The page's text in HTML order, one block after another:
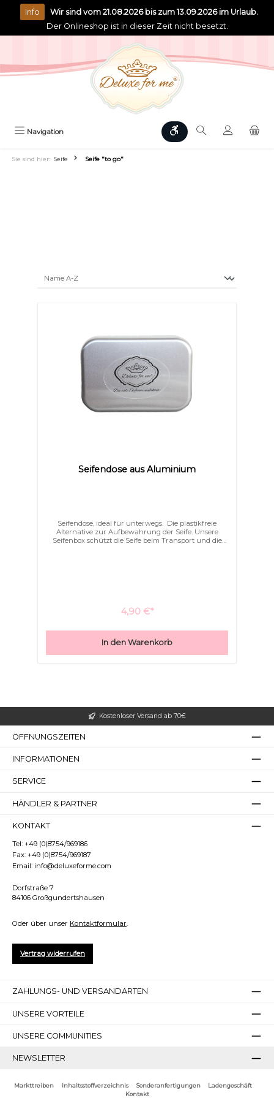
springen
Info
Wir sind vom 21.08.2026 bis zum 13.09.2026 im Urlaub.
Der Onlineshop ist in dieser Zeit nicht besetzt.
Navigation Werkzeugleiste anzeigen
Sie sind hier: Seife Seife "to go"
Seifendose aus Aluminium
Seifendose, ideal für unterwegs. Die plastikfreie
Alternative zur Aufbewahrung der Seife. Unsere
Seifenbox schützt die Seife beim Transport und die
4,90 €*
In den Warenkorb
Kostenloser Versand ab 70€
ÖFFNUNGSZEITEN
INFORMATIONEN
SERVICE
HÄNDLER & PARTNER
KONTAKT
Tel: +49 (0)8754/969186
Fax: +49 (0)8754/969187
Email: info@deluxeforme.com
Dorfstraße 7
84106 Großgundertshausen
Oder über unser Kontaktformular
Vertrag widerrufen
ZAHLUNGS- UND VERSANDARTEN
UNSERE VORTEILE
UNSERE COMMUNITIES
NEWSLETTER
Markttreiben Inhaltsstoffverzeichnis Sonderanfertigungen
Ladengeschäft
Kontakt
Farben invertieren
Animationen stoppen
Großer Cursor
Bilder ausblenden Zurücksetzen